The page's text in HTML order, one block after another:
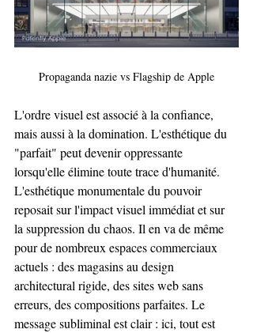
Propaganda nazie vs Flagship de Apple
L'ordre visuel est associé à la confiance,
mais aussi à la domination. L'esthétique du
"parfait" peut devenir oppressante
lorsqu'elle élimine toute trace d'humanité.
L'esthétique monumentale du pouvoir
reposait sur l'impact visuel immédiat et sur
la suppression du chaos. Il en va de même
pour de nombreux espaces commerciaux
actuels : des magasins au design
architectural rigide, des sites web sans
erreurs, des compositions parfaites. Le
message subliminal est clair : ici, tout est